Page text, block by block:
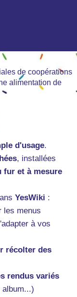
de coopérations
alimentation de
d'usage.
, installées
fur et à mesure
YesWiki :
les menus
à vos
récolter des
rendus variés
album...)